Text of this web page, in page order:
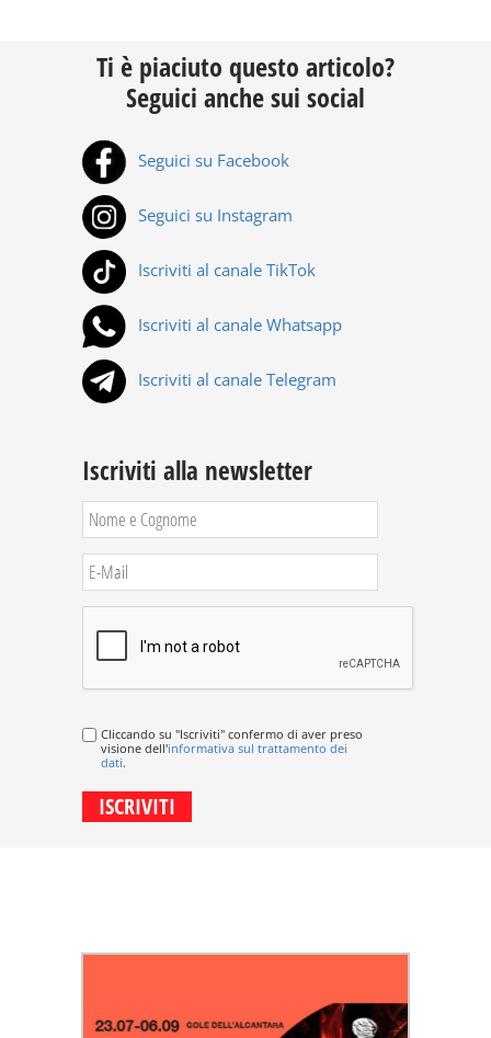
Ti è piaciuto questo articolo?
Seguici anche sui social
Seguici su Facebook
Seguici su Instagram
Iscriviti al canale TikTok
Iscriviti al canale Whatsapp
Iscriviti al canale Telegram
Iscriviti alla newsletter
Cliccando su "Iscriviti" confermo di aver preso
visione dell'informativa sul trattamento dei
dati.